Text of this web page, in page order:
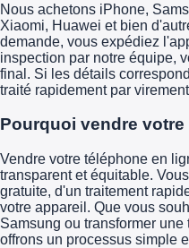
Nous achetons iPhone,
Xiaomi, Huawei et bien
demande, vous expédiez
inspection par notre équipe,
final. Si les détails
traité rapidement par
Pourquoi vendre
Vendre votre téléphone en
transparent et équitable.
gratuite, d'un traitement
votre appareil. Que vous
Samsung ou transformer
offrons un processus simple